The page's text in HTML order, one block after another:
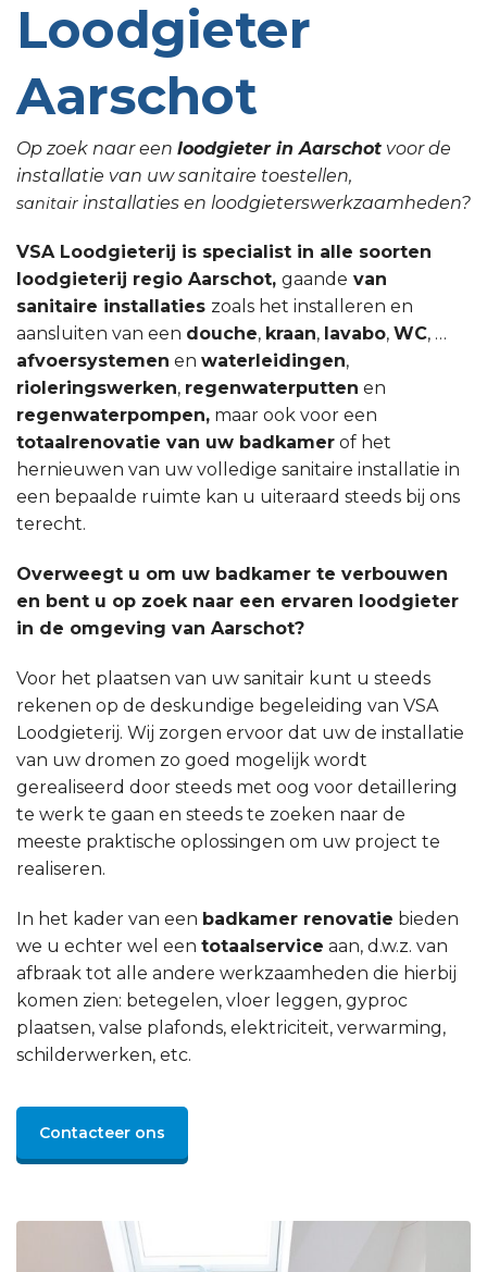
Loodgieter
Aarschot
Op zoek naar een loodgieter in Aarschot voor de
installatie van uw sanitaire toestellen,
sanitair installaties en loodgieterswerkzaamheden?
VSA Loodgieterij is specialist in alle soorten
loodgieterij regio Aarschot, gaande van
sanitaire installaties zoals het installeren en
aansluiten van een douche, kraan, lavabo, WC, …
afvoersystemen en waterleidingen,
rioleringswerken, regenwaterputten en
regenwaterpompen, maar ook voor een
totaalrenovatie van uw badkamer of het
hernieuwen van uw volledige sanitaire installatie in
een bepaalde ruimte kan u uiteraard steeds bij ons
terecht.
Overweegt u om uw badkamer te verbouwen
en bent u op zoek naar een ervaren loodgieter
in de omgeving van Aarschot?
Voor het plaatsen van uw sanitair kunt u steeds
rekenen op de deskundige begeleiding van VSA
Loodgieterij. Wij zorgen ervoor dat uw de installatie
van uw dromen zo goed mogelijk wordt
gerealiseerd door steeds met oog voor detaillering
te werk te gaan en steeds te zoeken naar de
meeste praktische oplossingen om uw project te
realiseren.
In het kader van een badkamer renovatie bieden
we u echter wel een totaalservice aan, d.w.z. van
afbraak tot alle andere werkzaamheden die hierbij
komen zien: betegelen, vloer leggen, gyproc
plaatsen, valse plafonds, elektriciteit, verwarming,
schilderwerken, etc.
Contacteer ons